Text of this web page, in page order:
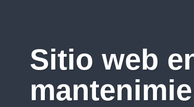
Sitio web